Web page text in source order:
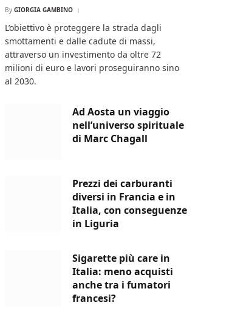
By GIORGIA GAMBINO
L’obiettivo è proteggere la strada dagli
smottamenti e dalle cadute di massi,
attraverso un investimento da oltre 72
milioni di euro e lavori proseguiranno sino
al 2030.
Ad Aosta un viaggio
nell’universo spirituale
di Marc Chagall
Prezzi dei carburanti
diversi in Francia e in
Italia, con conseguenze
in Liguria
Sigarette più care in
Italia: meno acquisti
anche tra i fumatori
francesi?